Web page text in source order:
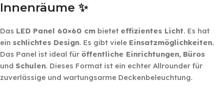
Innenräume ✨
Das LED Panel 60×60 cm bietet effizientes Licht. Es hat
ein schlichtes Design. Es gibt viele Einsatzmöglichkeiten.
Das Panel ist ideal für öffentliche Einrichtungen, Büros
und Schulen. Dieses Format ist ein echter Allrounder für
zuverlässige und wartungsarme Deckenbeleuchtung.